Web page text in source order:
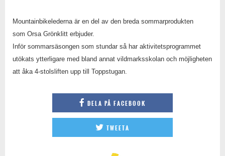
Mountainbikelederna är en del av den breda sommarprodukten
som Orsa Grönklitt erbjuder.
Inför sommarsäsongen som stundar så har aktivitetsprogrammet
utökats ytterligare med bland annat vildmarksskolan och möjligheten
att åka 4-stolsliften upp till Toppstugan.
DELA PÅ FACEBOOK
TWEETA